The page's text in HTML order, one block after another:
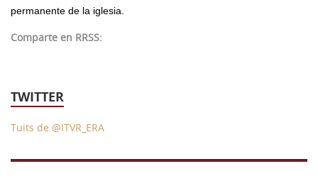
permanente de la iglesia.
Comparte en RRSS:
TWITTER
Tuits de @ITVR_ERA